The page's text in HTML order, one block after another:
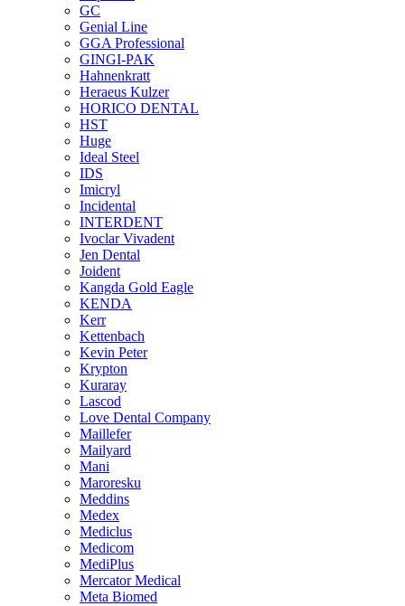
GC
Genial Line
GGA Professional
GINGI-PAK
Hahnenkratt
Heraeus Kulzer
HORICO DENTAL
HST
Huge
Ideal Steel
IDS
Imicryl
Incidental
INTERDENT
Ivoclar Vivadent
Jen Dental
Joident
Kangda Gold Eagle
KENDA
Kerr
Kettenbach
Kevin Peter
Krypton
Kuraray
Lascod
Love Dental Company
Maillefer
Mailyard
Mani
Maroresku
Meddins
Medex
Mediclus
Medicom
MediPlus
Mercator Medical
Meta Biomed